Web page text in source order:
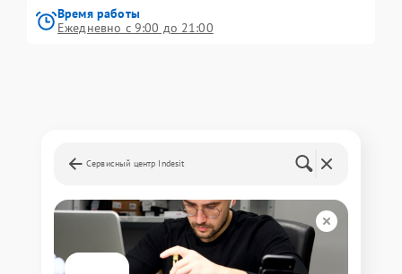
Время работы
Ежедневно с 9:00 до 21:00
Сервисный центр Indesit